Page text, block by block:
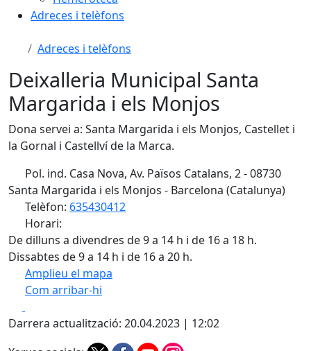
Adreces i telèfons
Adreces i telèfons
Deixalleria Municipal Santa
Margarida i els Monjos
Dona servei a: Santa Margarida i els Monjos, Castellet i
la Gornal i Castellví de la Marca.
Pol. ind. Casa Nova, Av. Països Catalans, 2 - 08730
Santa Margarida i els Monjos - Barcelona (Catalunya)
Telèfon: 635430412
Horari:
De dilluns a divendres de 9 a 14 h i de 16 a 18 h.
Dissabtes de 9 a 14 h i de 16 a 20 h.
Amplieu el mapa
Com arribar-hi
+
Darrera actualització: 20.04.2023 | 12:02